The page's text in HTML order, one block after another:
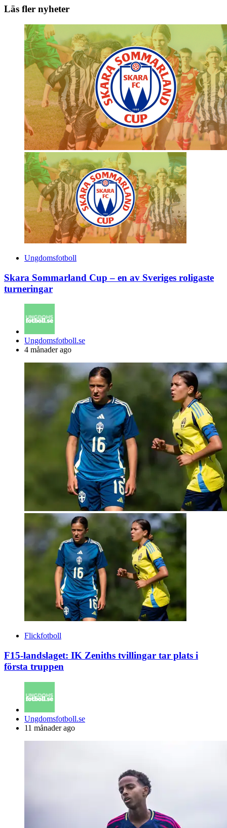
Läs fler nyheter
Ungdomsfotboll
Skara Sommarland Cup – en av Sveriges roligaste
turneringar
Posted
by
Ungdomsfotboll.se
4 månader ago
Flickfotboll
F15-landslaget: IK Zeniths tvillingar tar plats i
första truppen
Posted
by
Ungdomsfotboll.se
11 månader ago